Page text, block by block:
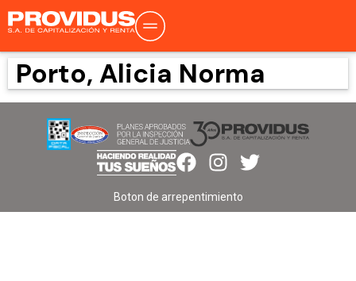
Porto, Alicia Norma
Boton de arrepentimiento